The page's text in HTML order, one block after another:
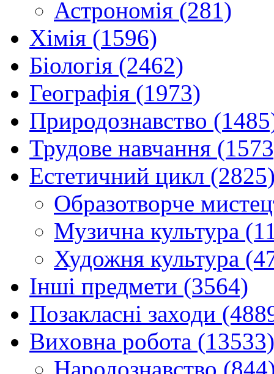
Астрономія (281)
Хімія (1596)
Біологія (2462)
Географія (1973)
Природознавство
Трудове навчання
Естетичний цикл
Образотворче
Музична культура
Художня культура
Інші предмети (3564)
Позакласні заходи
Виховна робота (13533)